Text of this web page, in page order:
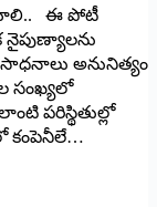
ఈ పోటీ
నైపుణ్యాల‌ను
సాధనాలు అనునిత్యం
సంఖ్యలో
పరిస్థితుల్లో
కంపెనీలే…